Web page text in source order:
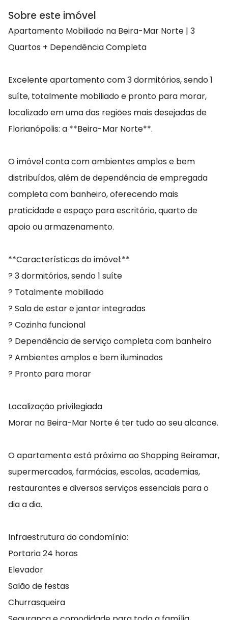
Sobre este imóvel
Apartamento Mobiliado na Beira-Mar Norte | 3
Quartos + Dependência Completa
Excelente apartamento com 3 dormitórios, sendo 1
suíte, totalmente mobiliado e pronto para morar,
localizado em uma das regiões mais desejadas de
Florianópolis: a **Beira-Mar Norte**.
O imóvel conta com ambientes amplos e bem
distribuídos, além de dependência de empregada
completa com banheiro, oferecendo mais
praticidade e espaço para escritório, quarto de
apoio ou armazenamento.
**Características do imóvel:**
? 3 dormitórios, sendo 1 suíte
? Totalmente mobiliado
? Sala de estar e jantar integradas
? Cozinha funcional
? Dependência de serviço completa com banheiro
? Ambientes amplos e bem iluminados
? Pronto para morar
Localização privilegiada
Morar na Beira-Mar Norte é ter tudo ao seu alcance.
O apartamento está próximo ao Shopping Beiramar,
supermercados, farmácias, escolas, academias,
restaurantes e diversos serviços essenciais para o
dia a dia.
Infraestrutura do condomínio:
Portaria 24 horas
Elevador
Salão de festas
Churrasqueira